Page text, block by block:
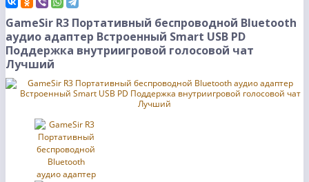
GameSir R3 Портативный беспроводной Bluetooth
аудио адаптер Встроенный Smart USB PD
Поддержка внутриигровой голосовой чат
Лучший